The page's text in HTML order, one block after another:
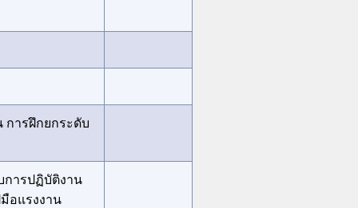
การฝึกยกระดับ
การปฏิบัติงาน
อแรงงาน